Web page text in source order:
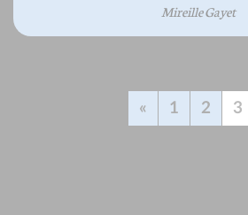
Mireille Gayet
« 1 2 3